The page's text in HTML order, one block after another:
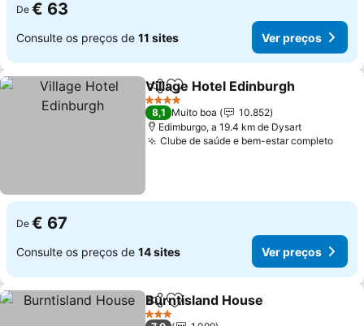
De € 63
Consulte os preços de 11 sites Ver preços
PartilharAdicionar aos favoritos
Village Hotel Edinburgh
4 Estrelas
8,1 Muito boa
10.852
Edimburgo, a 19.4 km de Dysart
Clube de saúde e bem-estar completoVer
De € 67
Consulte os preços de 14 sites Ver preços
PartilharAdicionar aos favoritos
Burntisland House
3 Estrelas